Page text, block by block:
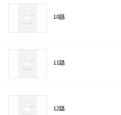
10話
11話
12話